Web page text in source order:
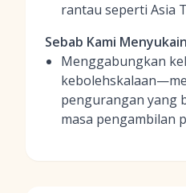
rantau seperti Asia
Sebab Kami
Menggabungkan
pengurangan yang
masa pengambilan